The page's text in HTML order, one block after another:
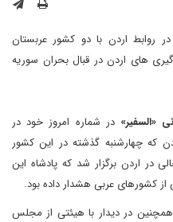
روابط اردن با دو کشور عربستان
های اردن در قبال بحران سوریه
«السفیر» در شماره امروز خود در
که چهارشنبه گذشته در این کشور
در اردن برگزار شد که پادشاه این
از کشورهای عربی هشدار داده بود.
همچنین در دیدار با هیئتی از مجلس